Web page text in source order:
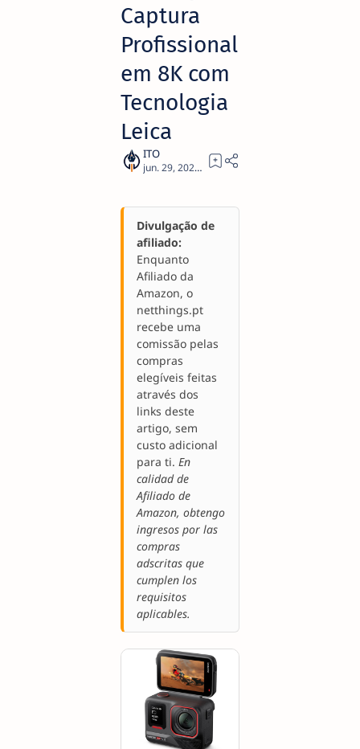
Captura
Profissional
em 8K com
Tecnologia
Leica
1
Divulgação de
afiliado:
Enquanto
Afiliado da
Amazon, o
netthings.pt
recebe uma
comissão pelas
compras
elegíveis feitas
através dos
links deste
artigo, sem
custo adicional
para ti. En
calidad de
Afiliado de
Amazon, obtengo
ingresos por las
compras
adscritas que
cumplen los
requisitos
aplicables.